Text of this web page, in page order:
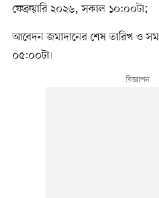
ফেব্রুয়ারি ২০২৬, সকাল ১০:০০টা;
আবেদন জমাদানের শেষ তারিখ ও
০৫:০০টা।